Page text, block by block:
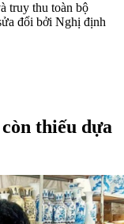
truy thu toàn bộ
đổi bởi Nghị định
thiếu dựa